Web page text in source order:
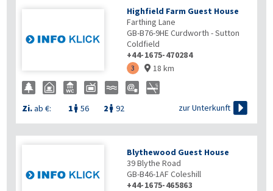
Highfield Farm Guest House
Farthing Lane
GB-B76-9HECurdworth - Sutton
Coldfield
+44-1675-470284
3  18 km
Zi.ab €: 1  56 2  92 zur Unterkunft 
Blythewood Guest House
39 Blythe Road
GB-B46-1AF Coleshill
+44-1675-465863